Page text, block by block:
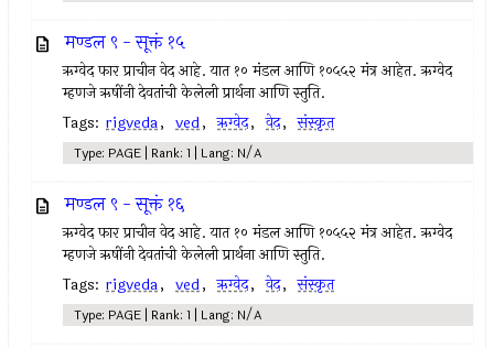
मण्डल ९ - सूक्तं १५
ऋग्वेद फार प्राचीन वेद आहे. यात १० मंडल आणि १०५५२ मंत्र आहेत. ऋग्वेद
म्हणजे ऋषींनी देवतांची केलेली प्रार्थना आणि स्तुति.
Tags: rigveda, ved, ऋग्वेद, वेद, संस्कृत
Type: PAGE | Rank: 1 | Lang: N/A
मण्डल ९ - सूक्तं १६
ऋग्वेद फार प्राचीन वेद आहे. यात १० मंडल आणि १०५५२ मंत्र आहेत. ऋग्वेद
म्हणजे ऋषींनी देवतांची केलेली प्रार्थना आणि स्तुति.
Tags: rigveda, ved, ऋग्वेद, वेद, संस्कृत
Type: PAGE | Rank: 1 | Lang: N/A